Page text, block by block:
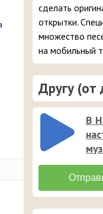
сделать
открытки.
множество
на мобильный
Другу (от
В